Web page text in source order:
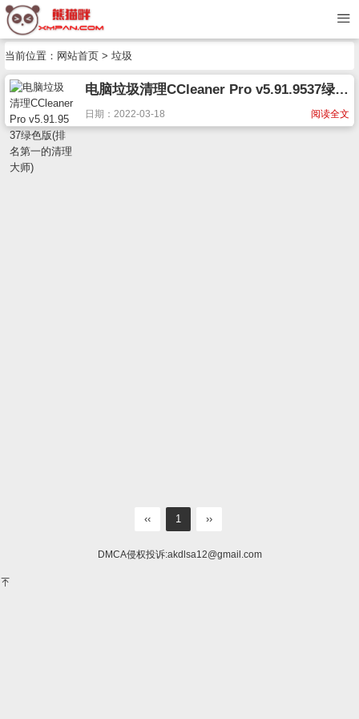
当前位置： 网站首页 > 垃圾
电脑垃圾清理CCleaner Pro v5.91.9537绿色版(排名第一的清理大师)
阅读全文
日期：2022-03-18
‹‹ 1 ››
DMCA侵权投诉:akdlsa12@gmail.com